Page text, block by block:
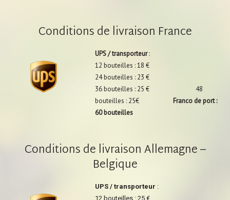
Conditions de livraison France
UPS / transporteur:
12 bouteilles : 18 €
24 bouteilles : 23 €
36 bouteilles : 25 € 48
bouteilles : 25€
Franco de port :
60 bouteilles
Conditions de livraison Allemagne –
Belgique
UPS / transporteur :
12 bouteilles : 25 €